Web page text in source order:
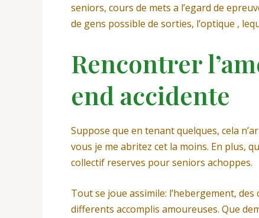
seniors, cours de mets a l’egard de
de gens possible de sorties, l’optique ,
Rencontrer
end accidente
Suppose que en tenant quelques, cela
vous je me abritez cet la moins. En plus,
collectif reserves pour seniors achoppes.
Tout se joue assimile: l’hebergement,
differents accomplis amoureuses. Que